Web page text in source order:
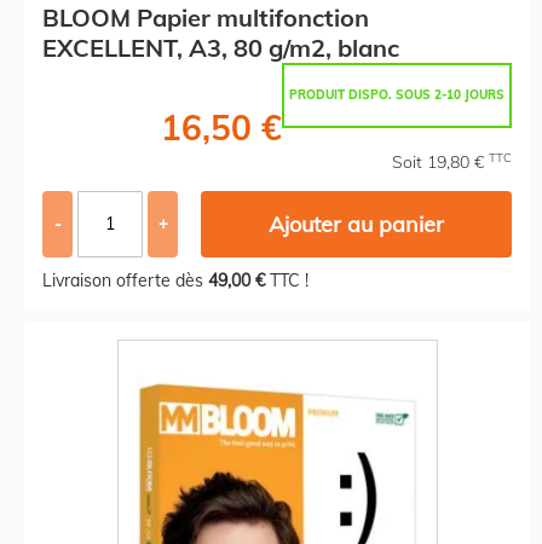
BLOOM Papier multifonction
EXCELLENT, A3, 80 g/m2, blanc
PRODUIT DISPO. SOUS 2-10 JOURS
16,50 €
Soit 19,80 € TTC
- + Ajouter au panier
Livraison offerte dès 49,00 €TTC !